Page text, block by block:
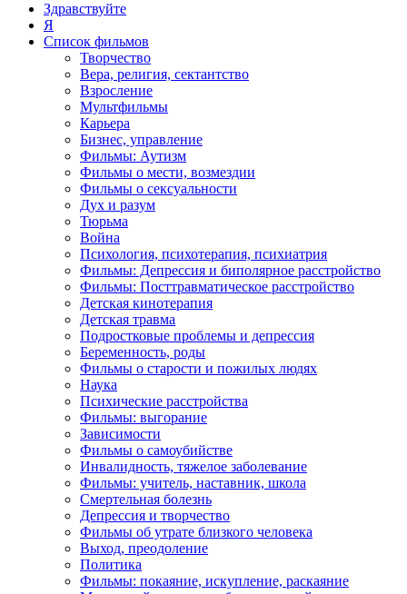
Здравствуйте
Я
Список фильмов
Творчество
Вера, религия, сектантство
Взросление
Мультфильмы
Карьера
Бизнес, управление
Фильмы: Аутизм
Фильмы о мести, возмездии
Фильмы о сексуальности
Дух и разум
Тюрьма
Война
Психология, психотерапия, психиатрия
Фильмы: Депрессия и биполярное расстройство
Фильмы: Посттравматическое расстройство
Детская кинотерапия
Детская травма
Подростковые проблемы и депрессия
Беременность, роды
Фильмы о старости и пожилых людях
Наука
Психические расстройства
Фильмы: выгорание
Зависимости
Фильмы о самоубийстве
Инвалидность, тяжелое заболевание
Фильмы: учитель, наставник, школа
Смертельная болезнь
Депрессия и творчество
Фильмы об утрате близкого человека
Выход, преодоление
Политика
Фильмы: покаяние, искупление, раскаяние